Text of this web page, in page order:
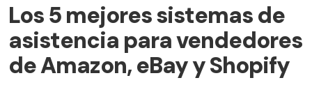
Los 5 mejores sistemas de
asistencia para vendedores
de Amazon, eBay y Shopify